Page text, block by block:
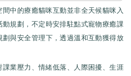
中的療癒貓咪互動並非全天候貓咪入
規劃，不定時安排駐點式寵物療癒課
與安全管理下，透過溫和互動獲得放
業壓力、情緒低落、人際困擾、生涯